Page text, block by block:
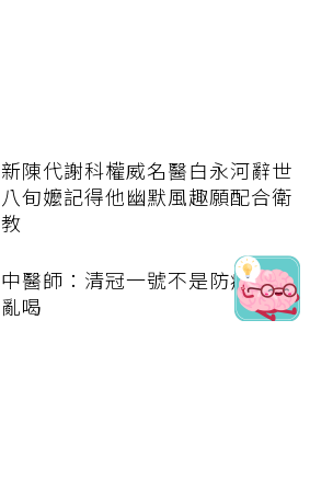
新陳代謝科權威名醫白永河辭世
八旬嬤記得他幽默風趣願配合衛
教
中醫師：清冠一號不是防疫茶 別
亂喝